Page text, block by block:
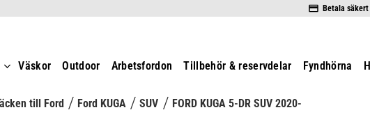
Betala
Väskor Outdoor Arbetsfordon Tillbehör & reservdelar Fyndhörna
till Ford Ford KUGA SUV FORD KUGA 5-DR SUV 2020-